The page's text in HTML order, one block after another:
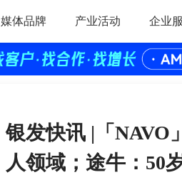
媒体品牌 产业活动 企业
银发快讯 |「NAVO
人领域；途牛：50